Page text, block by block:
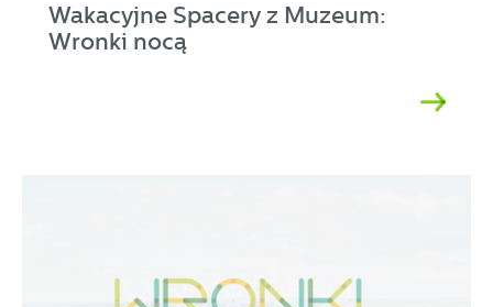
Wakacyjne Spacery z Muzeum:
Wronki nocą